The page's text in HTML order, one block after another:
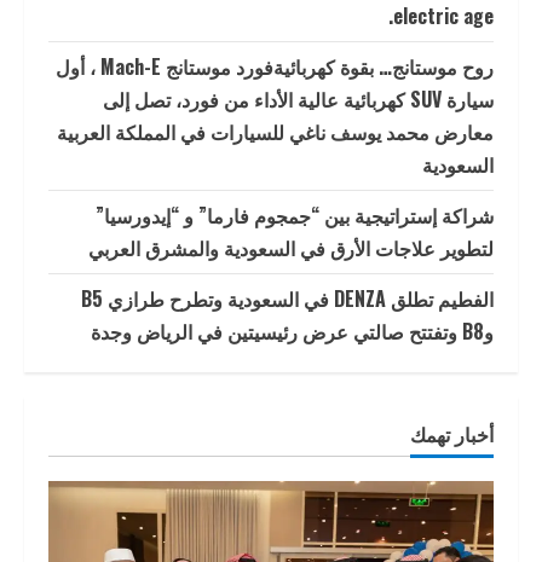
electric age.
روح موستانج… بقوة كهربائيةفورد موستانج Mach-E ، أول
سيارة SUV كهربائية عالية الأداء من فورد، تصل إلى
معارض محمد يوسف ناغي للسيارات في المملكة العربية
السعودية
شراكة إستراتيجية بين “جمجوم فارما” و “إيدورسيا”
لتطوير علاجات الأرق في السعودية والمشرق العربي
الفطيم تطلق DENZA في السعودية وتطرح طرازي B5
وB8 وتفتتح صالتي عرض رئيسيتين في الرياض وجدة
أخبار تهمك